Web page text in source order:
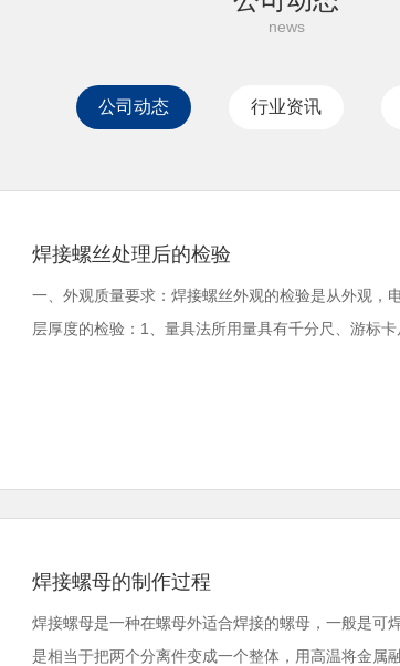
公司动态 行业资讯
焊接螺丝处理后的检验
一、外观质量要求：焊接螺丝外观的检验是从外观，
层厚度的检验：1、量具法所用量具有千分尺、游标卡
焊接螺母的制作过程
焊接螺母是一种在螺母外适合焊接的螺母，一般是可
是相当于把两个分离件变成一个整体，用高温将金属